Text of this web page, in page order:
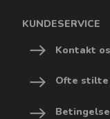
KUNDESERVICE
Kontakt
Ofte stilte